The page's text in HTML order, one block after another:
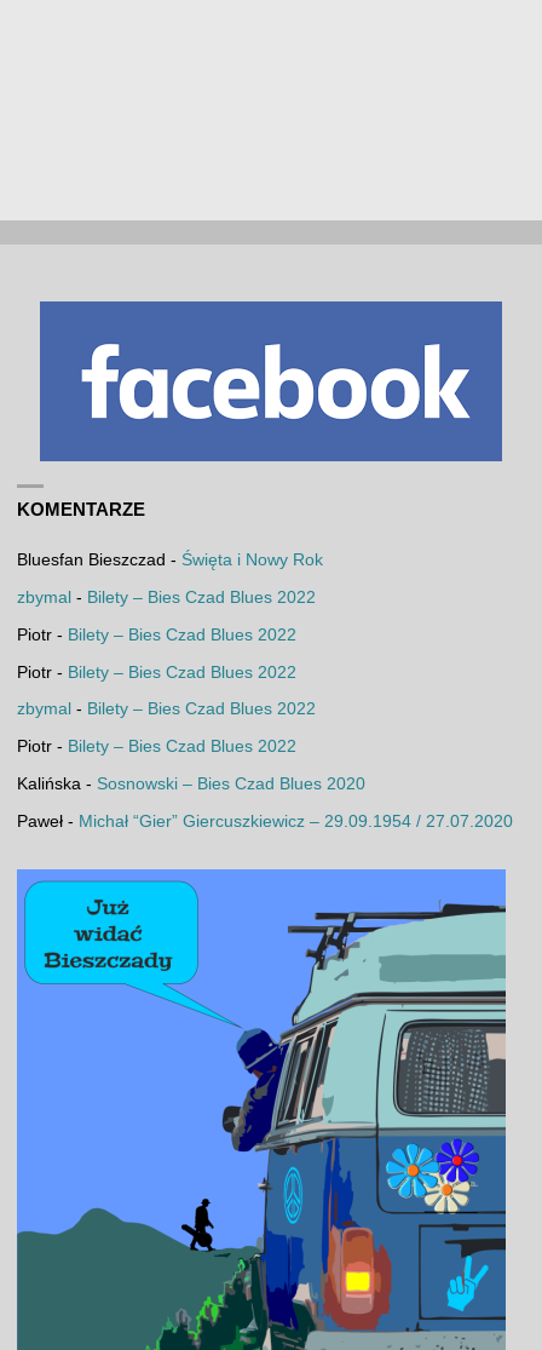
KOMENTARZE
Bluesfan Bieszczad - Święta i Nowy Rok
zbymal - Bilety – Bies Czad Blues 2022
Piotr- Bilety – Bies Czad Blues 2022
Piotr- Bilety – Bies Czad Blues 2022
zbymal - Bilety – Bies Czad Blues 2022
Piotr- Bilety – Bies Czad Blues 2022
Kalińska - Sosnowski – Bies Czad Blues 2020
Paweł- Michał “Gier” Giercuszkiewicz – 29.09.1954 / 27.07.2020